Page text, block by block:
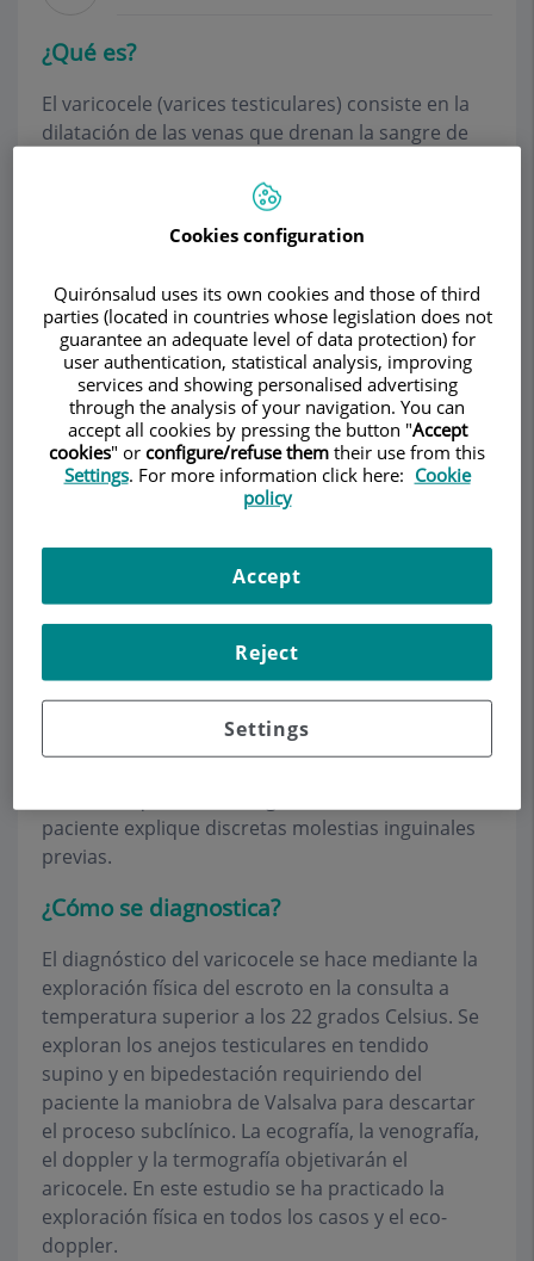
¿Qué es?
El varicocele (varices testiculares) consiste en la
dilatación de las venas que drenan la sangre de
El varicocele implica un riesgo para la fertilidad,
suele ser progresivo en el tiempo, con deterioro
testicular a medio - largo plazo.
Incidencia y síntomas
La incidencia de
varicocele en la
población general es
del 15% al 20%. La
población de varones
primaria ronda el
40%. En los varones
con infertilidad secundaria llega al 85%. El 95% de
los varicoceles son del lado izquierdo. Entre un
derecho es raro. La gran mayoría de los
paciente explique discretas molestias inguinales
previas.
¿Cómo se diagnostica?
El diagnóstico del varicocele se hace mediante la
exploración física del escroto en la consulta a
temperatura superior a los 22 grados Celsius. Se
exploran los anejos testiculares en tendido
supino y en bipedestación requiriendo del
paciente la maniobra de Valsalva para descartar
el proceso subclínico. La ecografía, la venografía,
el doppler y la termografía objetivarán el
aricocele. En este estudio se ha practicado la
exploración física en todos los casos y el eco-
doppler.
Cookies configuration
Quirónsalud uses its own cookies and those of third
parties (located in countries whose legislation does not
guarantee an adequate level of data protection) for
user authentication, statistical analysis, improving
services and showing personalised advertising
through the analysis of your navigation. You can
accept all cookies by pressing the button "Accept
cookies" or configure/refuse them their use from this
Settings. For more information click here: Cookie
policy
Settings
Reject
Accept